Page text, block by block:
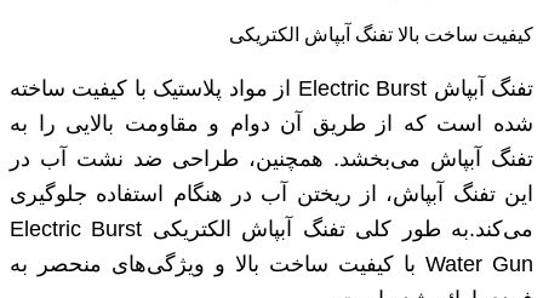
کیفیت ساخت بالا تفنگ آبپاش الکتریکی
تفنگ آبپاش Electric Burst از مواد پلاستیک با کیفیت ساخته
شده است که از طریق آن دوام و مقاومت بالایی را به
تفنگ آبپاش می‌بخشد. همچنین، طراحی ضد نشت آب در
این تفنگ آبپاش، از ریختن آب در هنگام استفاده جلوگیری
می‌کند.به طور کلی تفنگ آبپاش الکتریکی Electric Burst
Water Gun با کیفیت ساخت بالا و ویژگی‌های منحصر به